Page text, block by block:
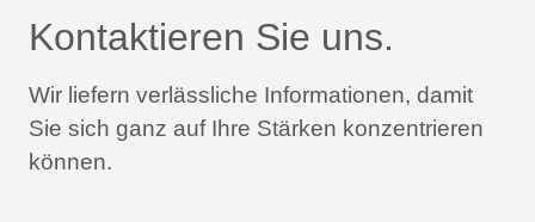
Kontaktieren Sie uns.
Wir liefern verlässliche Informationen, damit
Sie sich ganz auf Ihre Stärken konzentrieren
können.